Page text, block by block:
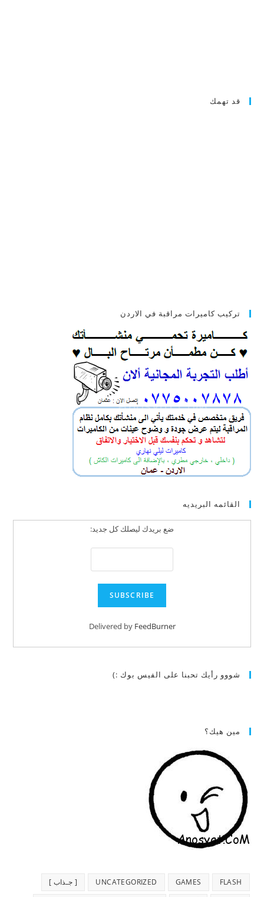
قد تهمك
تركيب كاميرات مراقبة في الاردن
القائمه البريديه
ضع بريدك ليصلك كل جديد:
Delivered by FeedBurner
شووو رأيك تحبنا على الفيس بوك :)
مين هيك؟
FLASH
GAMES
UNCATEGORIZED [ جـذاب ]